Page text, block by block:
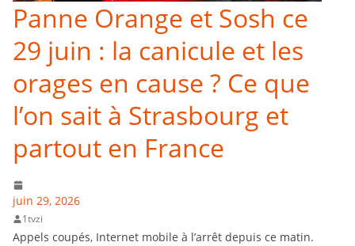
Panne Orange et Sosh ce
29 juin : la canicule et les
orages en cause ? Ce que
l’on sait à Strasbourg et
partout en France
juin 29, 2026
1tvzi
Appels coupés, Internet mobile à l’arrêt depuis ce matin.